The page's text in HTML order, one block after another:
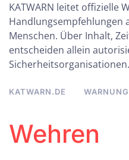
KATWARN leitet offizielle
Handlungsempfehlungen
Menschen. Über Inhalt,
entscheiden allein
Sicherheitsorganisationen.
KATWARN.DE
Wehren